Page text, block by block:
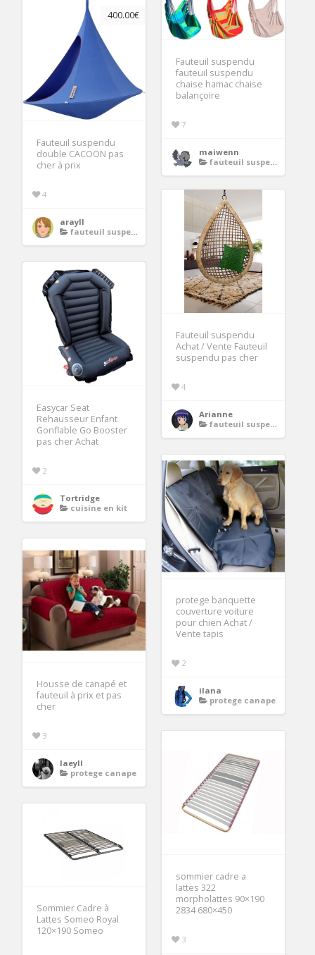
Fauteuil suspendu
fauteuil suspendu
chaise hamac chaise
balançoire
7
maiwenn
fauteuil suspendu
400.00€
Fauteuil suspendu
double CACOON pas
cher à prix
4
arayll
fauteuil suspendu
Fauteuil suspendu
Achat / Vente Fauteuil
suspendu pas cher
4
Arianne
fauteuil suspendu
Easycar Seat
Rehausseur Enfant
Gonflable Go Booster
pas cher Achat
2
Tortridge
cuisine en kit
protege banquette
couverture voiture
pour chien Achat /
Vente tapis
2
ilana
protege canape
Housse de canapé et
fauteuil à prix et pas
cher
3
laeyll
protege canape
sommier cadre a
lattes 322
morpholattes 90×190
2834 680×450
3
Sommier Cadre à
Lattes Someo Royal
120×190 Someo